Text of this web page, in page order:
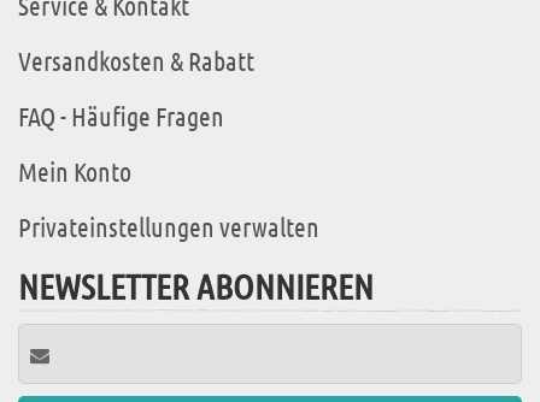
Versandkosten & Rabatt
FAQ - Häufige Fragen
Mein Konto
Privateinstellungen verwalten
NEWSLETTER ABONNIEREN